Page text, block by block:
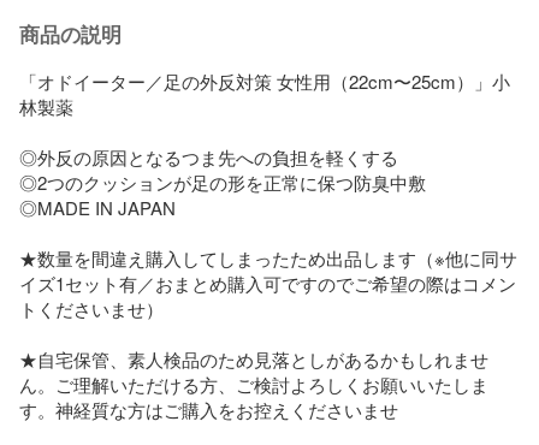
商品の説明
「オドイーター／足の外反対策 女性用（22cm〜25cm）」小
林製薬
◎外反の原因となるつま先への負担を軽くする
◎2つのクッションが足の形を正常に保つ防臭中敷
◎MADE IN JAPAN
★数量を間違え購入してしまったため出品します（※他に同サ
イズ1セット有／おまとめ購入可ですのでご希望の際はコメン
トくださいませ）
★自宅保管、素人検品のため見落としがあるかもしれませ
ん。ご理解いただける方、ご検討よろしくお願いいたしま
す。神経質な方はご購入をお控えくださいませ